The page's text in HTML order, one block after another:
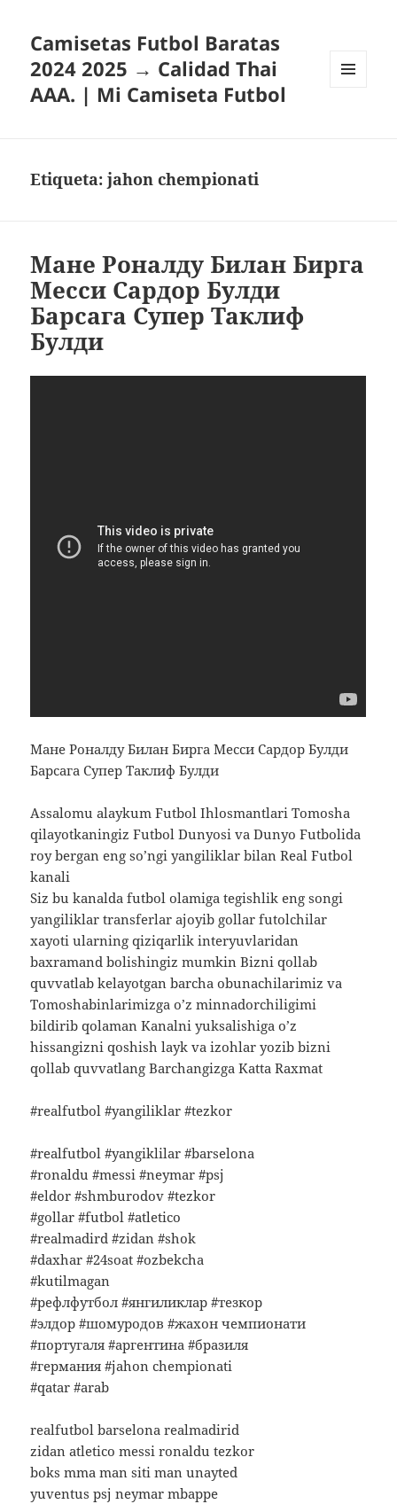
Camisetas Futbol Baratas
2024 2025 → Calidad Thai
AAA. | Mi Camiseta Futbol
Etiqueta:jahon chempionati
Мане Роналду Билан Бирга
Месси Сардор Булди
Барсага Супер Таклиф
Булди
Мане Роналду Билан Бирга Месси Сардор Булди
Барсага Супер Таклиф Булди
Assalomu alaykum Futbol Ihlosmantlari Tomosha
qilayotkaningiz Futbol Dunyosi va Dunyo Futbolida
roy bergan eng so’ngi yangiliklar bilan Real Futbol
kanali
Siz bu kanalda futbol olamiga tegishlik eng songi
yangiliklar transferlar ajoyib gollar futolchilar
xayoti ularning qiziqarlik interyuvlaridan
baxramand bolishingiz mumkin Bizni qollab
quvvatlab kelayotgan barcha obunachilarimiz va
Tomoshabinlarimizga o’z minnadorchiligimi
bildirib qolaman Kanalni yuksalishiga o’z
hissangizni qoshish layk va izohlar yozib bizni
qollab quvvatlang Barchangizga Katta Raxmat
#realfutbol #yangiliklar #tezkor
#realfutbol #yangiklilar #barselona
#ronaldu #messi #neymar #psj
#eldor #shmburodov #tezkor
#gollar #futbol #atletico
#realmadird #zidan #shok
#daxhar #24soat #ozbekcha
#kutilmagan
#рефлфутбол #янгиликлар #тезкор
#элдор #шомуродов #жахон чемпионати
#португаля #аргентина #бразиля
#германия #jahon chempionati
#qatar #arab
realfutbol barselona realmadirid
zidan atletico messi ronaldu tezkor
boks mma man siti man unayted
yuventus psj neymar mbappe